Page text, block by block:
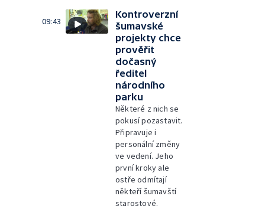
09:43
Kontroverzní
šumavské
projekty chce
prověřit
dočasný
ředitel
národního
parku
Některé z nich se
pokusí pozastavit.
Připravuje i
personální změny
ve vedení. Jeho
první kroky ale
ostře odmítají
někteří šumavští
starostové.